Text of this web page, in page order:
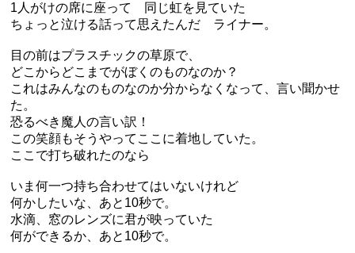
1人がけの席に座って 同じ虹を見ていた
ちょっと泣ける話って思えたんだ ライナー。
目の前はプラスチックの草原で、
どこからどこまでがぼくのものなのか？
これはみんなのものなのか分からなくなって、言い聞かせ
た。
恐るべき魔人の言い訳！
この笑顔もそうやってここに着地していた。
ここで打ち破れたのなら
いま何一つ持ち合わせてはいないけれど
何かしたいな、あと10秒で。
水滴、窓のレンズに君が映っていた
何ができるか、あと10秒で。